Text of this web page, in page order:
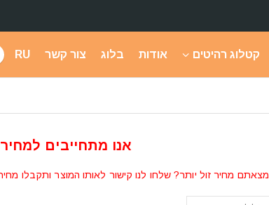
קטלוג רהיטים אודות בלוג צור קשר RU
אנו מתחייבים
מצאתם מחיר זול יותר? שלחו לנו קישור לאותו המוצר ותקבלו מחיר